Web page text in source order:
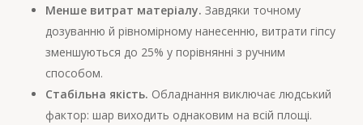
Менше витрат матеріалу. Завдяки точному
дозуванню й рівномірному нанесенню, витрати гіпсу
зменшуються до 25% у порівнянні з ручним
способом.
Стабільна якість. Обладнання виключає людський
фактор: шар виходить однаковим на всій площі.